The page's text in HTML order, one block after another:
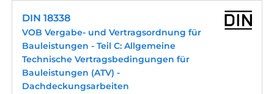
DIN 18338
VOB Vergabe- und Vertragsordnung für
Bauleistungen - Teil C: Allgemeine
Technische Vertragsbedingungen für
Bauleistungen (ATV) -
Dachdeckungsarbeiten